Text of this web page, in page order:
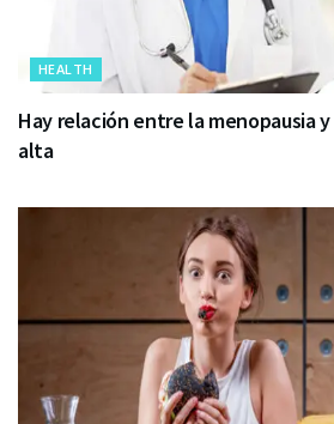
HEALTH
Hay relación entre la menopausia
alta